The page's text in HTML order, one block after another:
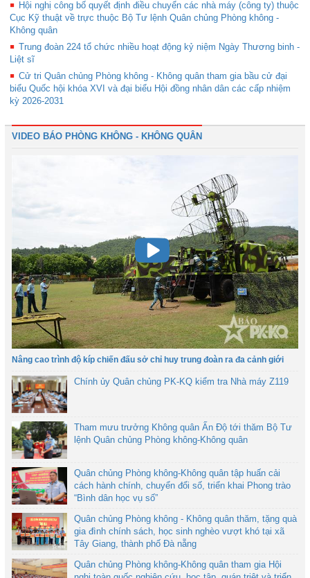
Hội nghị công bố quyết định điều chuyển các nhà máy (công ty) thuộc
Cục Kỹ thuật về trực thuộc Bộ Tư lệnh Quân chủng Phòng không -
Không quân
Trung đoàn 224 tổ chức nhiều hoạt động kỷ niệm Ngày Thương binh -
Liệt sĩ
Cử tri Quân chủng Phòng không - Không quân tham gia bầu cử đại
biểu Quốc hội khóa XVI và đại biểu Hội đồng nhân dân các cấp nhiệm
kỳ 2026-2031
VIDEO BÁO PHÒNG KHÔNG - KHÔNG QUÂN
Nâng cao trình độ kíp chiến đấu sở chỉ huy trung đoàn ra đa cảnh giới
Chính ủy Quân chủng PK-KQ kiểm tra Nhà máy Z119
Tham mưu trưởng Không quân Ấn Độ tới thăm Bộ Tư
lệnh Quân chủng Phòng không-Không quân
Quân chủng Phòng không-Không quân tập huấn cải
cách hành chính, chuyển đổi số, triển khai Phong trào
“Bình dân học vụ số”
Quân chủng Phòng không - Không quân thăm, tặng quà
gia đình chính sách, học sinh nghèo vượt khó tại xã
Tây Giang, thành phố Đà nẵng
Quân chủng Phòng không-Không quân tham gia Hội